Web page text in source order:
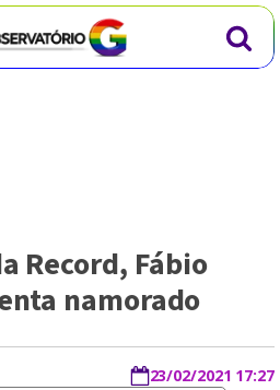
Record, Fábio
namorado
23/02/2021 17:27